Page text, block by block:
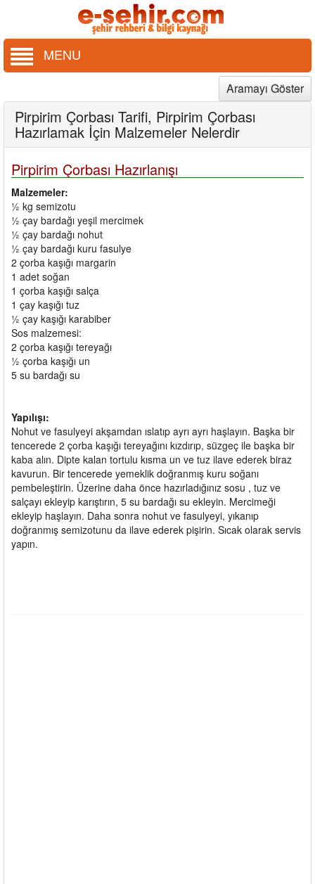
MENU
Aramayı Göster
Pirpirim Çorbası Tarifi, Pirpirim Çorbası
Hazırlamak İçin Malzemeler Nelerdir
Pirpirim Çorbası Hazırlanışı
Malzemeler:
½ kg semizotu
½ çay bardağı yeşil mercimek
½ çay bardağı nohut
½ çay bardağı kuru fasulye
2 çorba kaşığı margarin
1 adet soğan
1 çorba kaşığı salça
1 çay kaşığı tuz
½ çay kaşığı karabiber
Sos malzemesi:
2 çorba kaşığı tereyağı
½ çorba kaşığı un
5 su bardağı su
Yapılışı:
Nohut ve fasulyeyi akşamdan ıslatıp ayrı ayrı haşlayın. Başka bir
tencerede 2 çorba kaşığı tereyağını kızdırıp, süzgeç ile başka bir
kaba alın. Dipte kalan tortulu kısma un ve tuz ilave ederek biraz
kavurun. Bir tencerede yemeklik doğranmış kuru soğanı
pembeleştirin. Üzerine daha önce hazırladığınız sosu , tuz ve
salçayı ekleyip karıştırın, 5 su bardağı su ekleyin. Mercimeği
ekleyip haşlayın. Daha sonra nohut ve fasulyeyi, yıkanıp
doğranmış semizotunu da ilave ederek pişirin. Sıcak olarak servis
yapın.